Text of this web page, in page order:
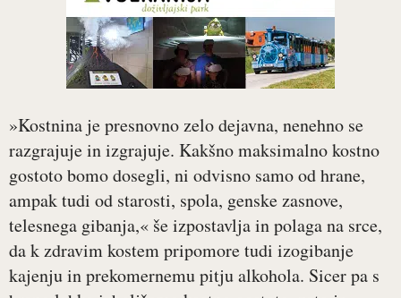
»Kostnina je presnovno zelo dejavna, nenehno se
razgrajuje in izgrajuje. Kakšno maksimalno kostno
gostoto bomo dosegli, ni odvisno samo od hrane,
ampak tudi od starosti, spola, genske zasnove,
telesnega gibanja,« še izpostavlja in polaga na srce,
da k zdravim kostem pripomore tudi izogibanje
kajenju in prekomernemu pitju alkohola. Sicer pa s